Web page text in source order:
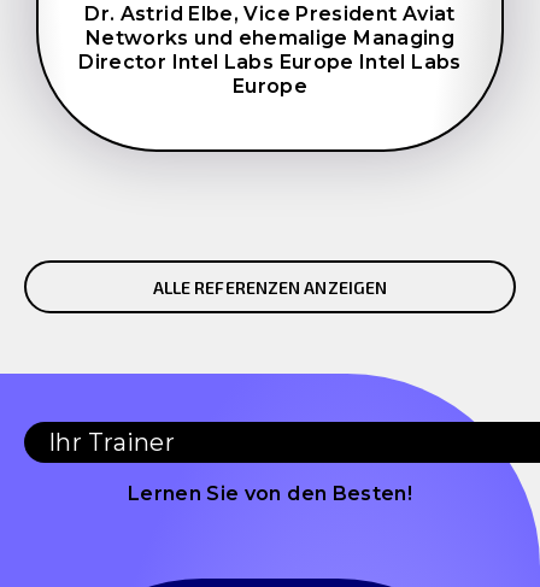
Dr. Astrid Elbe, Vice President Aviat
Networks und ehemalige Managing
Director Intel Labs Europe Intel Labs
Europe
ALLE REFERENZEN ANZEIGEN
Ihr Trainer
Lernen Sie von den Besten!